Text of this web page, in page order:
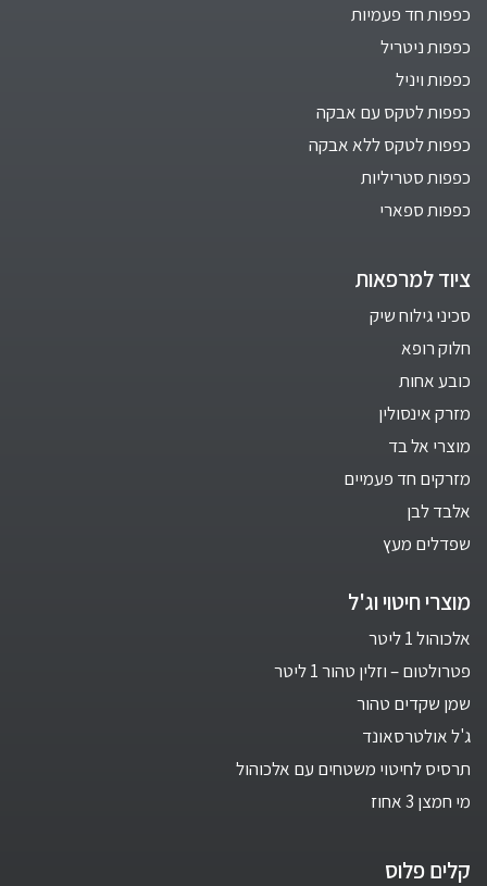
כפפות חד פעמיות
כפפות ניטריל
כפפות ויניל
כפפות לטקס עם אבקה
כפפות לטקס ללא אבקה
כפפות סטריליות
כפפות ספארי
ציוד למרפאות
סכיני גילוח שיק
חלוק רופא
כובע אחות
מזרק אינסולין
מוצרי אל בד
מזרקים חד פעמיים
אלבד לבן
שפדלים מעץ
מוצרי חיטוי וג'ל
אלכוהול 1 ליטר
פטרולטום – וזלין טהור 1 ליטר
שמן שקדים טהור
ג'ל אולטרסאונד
תרסיס לחיטוי משטחים עם אלכוהול
מי חמצן 3 אחוז
קלים פלוס